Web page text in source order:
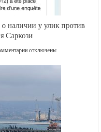
наличии у улик против
Саркози
к
Сын
о
наличии
у
улик
отключены